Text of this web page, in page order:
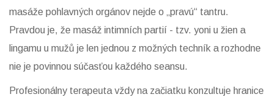
masáže pohlavných orgánov nejde o „pravú“ tantru.
Pravdou je, že masáž intimních partií - tzv. yoni u žien a
lingamu u mužů je len jednou z možných techník a rozhodne
nie je povinnou súčasťou každého seansu.
Profesionálny terapeuta vždy na začiatku konzultuje hranice